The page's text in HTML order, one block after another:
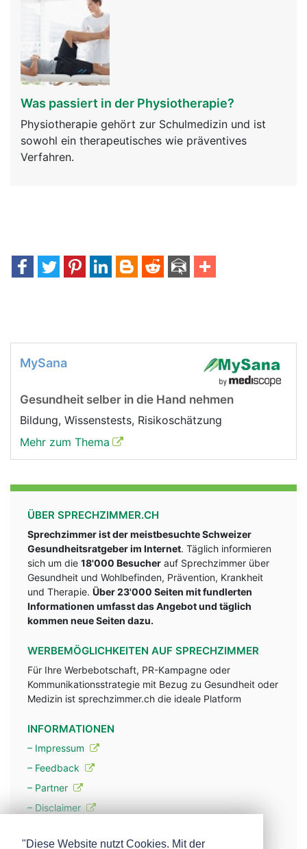
Was passiert in der Physiotherapie?
Physiotherapie gehört zur Schulmedizin und ist
sowohl ein therapeutisches wie präventives
Verfahren.
MySana
Gesundheit selber in die Hand nehmen
Bildung, Wissenstests, Risikoschätzung
Mehr zum Thema
ÜBER SPRECHZIMMER.CH
Sprechzimmer ist der meistbesuchte Schweizer
Gesundheitsratgeber im Internet. Täglich informieren
sich um die 18'000 Besucher auf Sprechzimmer über
Gesundheit und Wohlbefinden, Prävention, Krankheit
und Therapie. Über 23'000 Seiten mit fundlerten
Informationen umfasst das Angebot und täglich
kommen neue Seiten dazu.
WERBEMÖGLICHKEITEN AUF SPRECHZIMMER
Für Ihre Werbebotschaft, PR-Kampagne oder
Kommunikationsstrategie mit Bezug zu Gesundheit oder
Medizin ist sprechzimmer.ch die ideale Platform
INFORMATIONEN
– Impressum
– Feedback
– Partner
– Disclaimer
"Diese Website nutzt Cookies. Mit der